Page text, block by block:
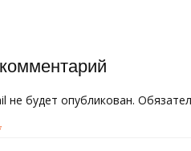
s
ni
ki ь
не будет опубликован.